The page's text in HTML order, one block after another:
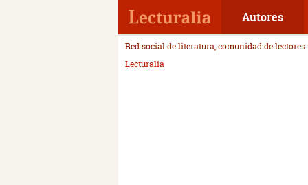
Autores
Red social de literatura, comunidad de
Lecturalia